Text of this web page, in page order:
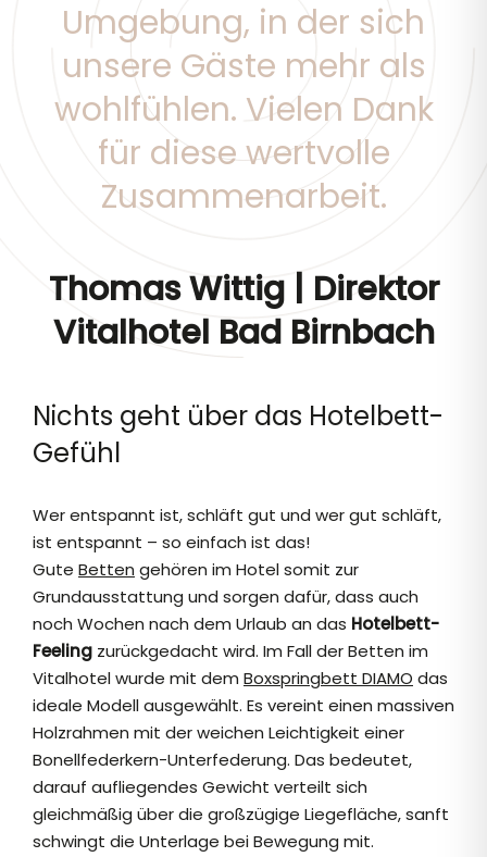
Umgebung, in der sich
unsere Gäste mehr als
wohlfühlen. Vielen Dank
für diese wertvolle
Zusammenarbeit.
Thomas Wittig | Direktor
Vitalhotel Bad Birnbach
Nichts geht über das Hotelbett-
Gefühl
Wer entspannt ist, schläft gut und wer gut schläft,
ist entspannt – so einfach ist das!
Gute Betten gehören im Hotel somit zur
Grundausstattung und sorgen dafür, dass auch
noch Wochen nach dem Urlaub an das Hotelbett-
Feelingzurückgedacht wird. Im Fall der Betten im
Vitalhotel wurde mit dem Boxspringbett DIAMO das
ideale Modell ausgewählt. Es vereint einen massiven
Holzrahmen mit der weichen Leichtigkeit einer
Bonellfederkern-Unterfederung. Das bedeutet,
darauf aufliegendes Gewicht verteilt sich
gleichmäßig über die großzügige Liegefläche, sanft
schwingt die Unterlage bei Bewegung mit.